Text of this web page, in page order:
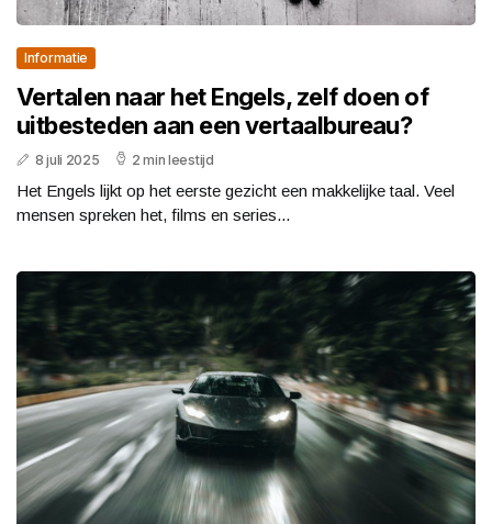
Informatie
Vertalen naar het Engels, zelf doen of
uitbesteden aan een vertaalbureau?
8 juli 2025 2 min leestijd
Het Engels lijkt op het eerste gezicht een makkelijke taal. Veel
mensen spreken het, films en series...